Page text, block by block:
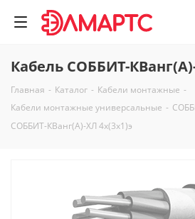
Кабель СОББИТ-
Главная - Каталог - Кабели монтажные -
Кабели монтажные универсальные -
СОББИТ-КВанг(А)-ХЛ 4х(3х1)э